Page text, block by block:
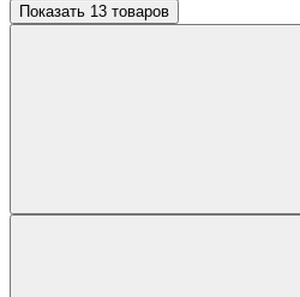
Показать 13 товаров